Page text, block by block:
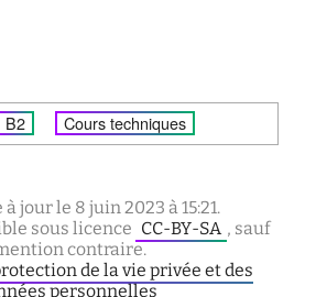
B2 Cours techniques
à jour le 8 juin 2023 à 15:21.
sous licence CC-BY-SA , sauf
contraire.
de la vie privée et des
personnelles